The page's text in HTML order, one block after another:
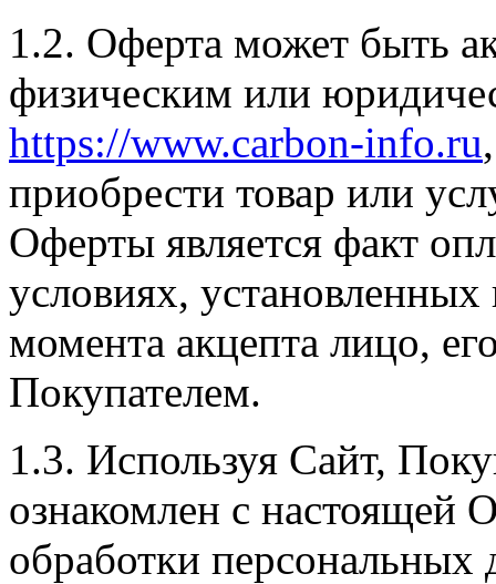
1.2. Оферта может быть
физическим или
https://www.carbon-info.ru
приобрести товар или
Оферты является факт
условиях,
момента акцепта лицо,
Покупателем.
1.3. Используя Сайт,
ознакомлен с настоящей
обработки